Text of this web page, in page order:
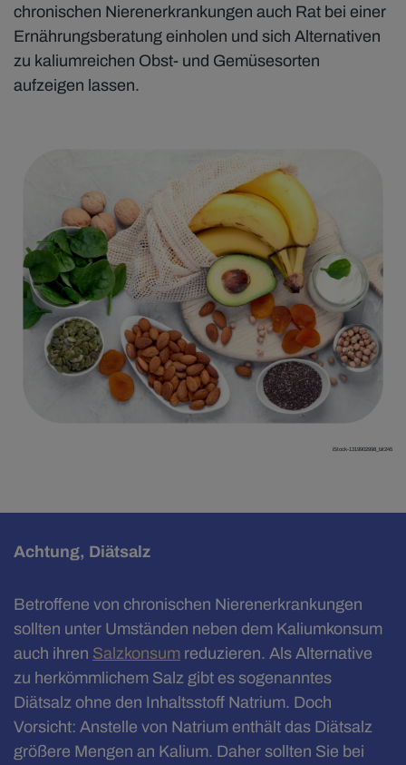
chronischen Nierenerkrankungen auch Rat bei einer
Ernährungsberatung einholen und sich Alternativen
zu kaliumreichen Obst- und Gemüsesorten
aufzeigen lassen.
iStock-1319902998_bit245
Achtung, Diätsalz
Betroffene von chronischen Nierenerkrankungen
sollten unter Umständen neben dem Kaliumkonsum
auch ihren Salzkonsum reduzieren. Als Alternative
zu herkömmlichem Salz gibt es sogenanntes
Diätsalz ohne den Inhaltsstoff Natrium. Doch
Vorsicht: Anstelle von Natrium enthält das Diätsalz
größere Mengen an Kalium. Daher sollten Sie bei